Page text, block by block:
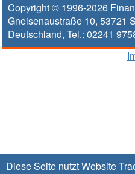
Diese Seite nutzt Website
Copyright © 1996-2026
Gneisenaustraße 10, 53721
Deutschland, Tel.: 02241